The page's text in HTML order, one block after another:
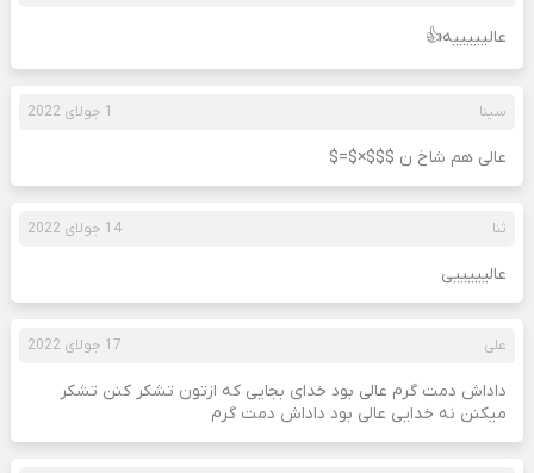
عالیییییه👍
سینا 1 جولای 2022
عالی هم شاخ ن $$$×$=$
ثنا 14 جولای 2022
عالیییییی
علی 17 جولای 2022
داداش دمت گرم عالی بود خدای بجایی که ازتون تشکر کنن تشکر
میکنن نه خدایی عالی بود داداش دمت گرم